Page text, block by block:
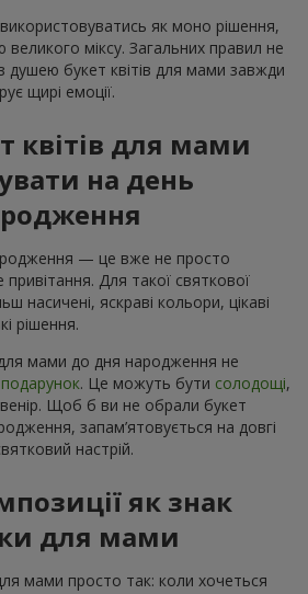
як моно рішення,
міксу. Загальних правил не
з душею букет квітів для мами завжди
щирі емоції.
квітів для мами
на день
— це вже не просто
Для такої святкової
насичені, яскраві кольори, цікаві
рішення.
мами до дня народження не
подарунок. Це можуть бути солодощі,
Щоб б ви не обрали букет
запам’ятовується на довгі
настрій.
як знак
для мами
мами просто так: коли хочеться